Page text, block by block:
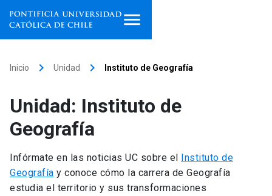
Facultades, escuelas e
institutos
Investigación
Internacionalización launch
Inicio keyboard_arrow_right Unidad keyboard_arrow_right Instituto de Geografía
Unidad: Instituto de
Geografía
Infórmate en las noticias UC sobre el Instituto de
Geografía y conoce cómo la carrera de Geografía
estudia el territorio y sus transformaciones